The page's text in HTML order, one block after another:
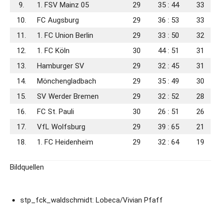
9.
1. FSV Mainz 05 29 35 : 44
33
10.
FC Augsburg 29 36 : 53
33
11.
1. FC Union Berlin 29 33 : 50
32
12.
1. FC Köln 30 44 : 51
31
13.
Hamburger SV 29 32 : 45
31
14.
Mönchengladbach 29 35 : 49
30
15.
SV Werder Bremen 29 32 : 52
28
16.
FC St. Pauli 30 26 : 51
26
17.
VfL Wolfsburg 29 39 : 65
21
18.
1. FC Heidenheim 29 32 : 64 19
Bildquellen
stp_fck_waldschmidt: Lobeca/Vivian Pfaff